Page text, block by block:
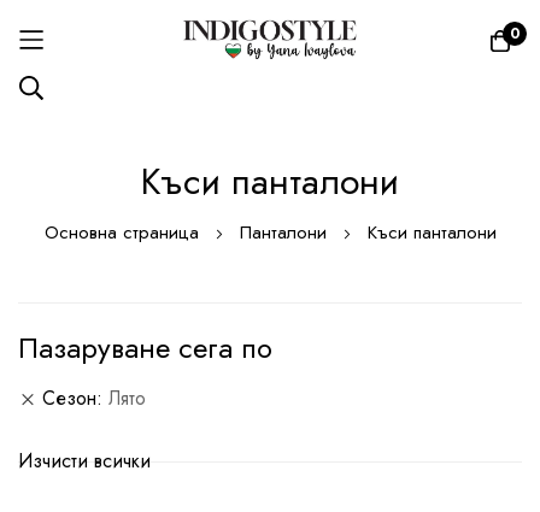
0
Къси панталони
Основна страница Панталони Къси панталони
Пазаруване сега по
Сезон Лято
Изчисти всички